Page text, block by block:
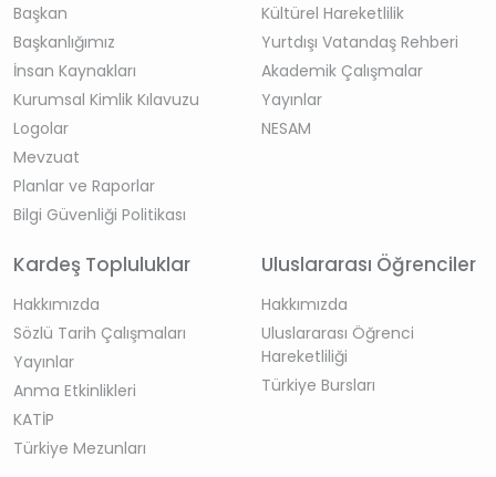
Başkan
Başkanlığımız
İnsan Kaynakları
Kurumsal Kimlik Kılavuzu
Logolar
Mevzuat
Planlar ve Raporlar
Bilgi Güvenliği Politikası
Kültürel Hareketlilik
Yurtdışı Vatandaş Rehberi
Akademik Çalışmalar
Yayınlar
NESAM
Kardeş Topluluklar
Hakkımızda
Sözlü Tarih Çalışmaları
Yayınlar
Anma Etkinlikleri
KATİP
Türkiye Mezunları
Uluslararası Öğrenciler
Hakkımızda
Uluslararası Öğrenci
Hareketliliği
Türkiye Bursları